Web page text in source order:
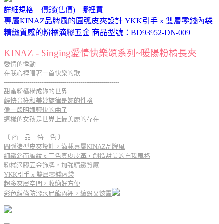
詳細規格 價錢(售價) 哪裡買
專屬KINAZ品牌風的圓弧皮夾設計 YKK引手 x 雙層零錢內袋
精緻質感的粉橘滴膠五金 商品型號：BD93952-DN-009
KINAZ - Singing愛情快樂頌系列~暖陽粉橘長夾
愛情的悸動
在我心裡唱著一首快樂的歌
-----------------------------------------------------------
甜蜜粉橘構成妳的世界
輕快音符和美妙旋律是妳的性格
像一段明媚輕快的曲子
這樣的女孩是世界上最美麗的存在
〔 商 品 特 色 〕
圓弧造型皮夾設計，滿載專屬KINAZ品牌風
細緻斜面壓紋 x 三色真皮皮革，創造甜美的自我風格
粉橘滴膠五金飾牌，加強精緻質感
YKK引手 x 雙層零錢內袋
超多夾層空間，收納好方便
彩色線條防潑水尼龍內裡，繽紛又炫麗